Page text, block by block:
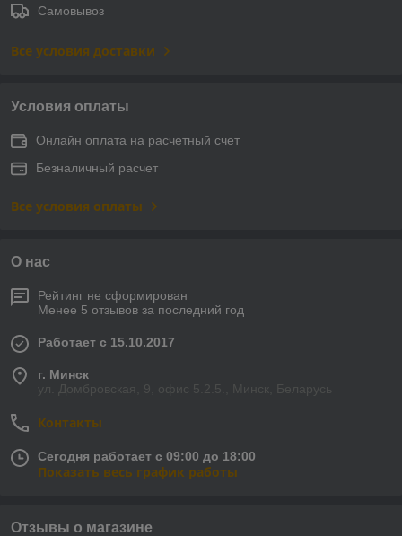
Самовывоз
Все условия доставки
Условия оплаты
Онлайн оплата на расчетный счет
Безналичный расчет
Все условия оплаты
О нас
Рейтинг не сформирован
Менее 5 отзывов за последний год
Работает с 15.10.2017
г. Минск
ул. Домбровская, 9, офис 5.2.5., Минск, Беларусь
Контакты
Сегодня работает с 09:00 до 18:00
Показать весь график работы
Отзывы о магазине